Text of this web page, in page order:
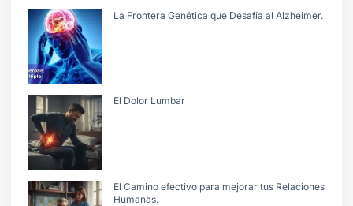
La Frontera Genética que Desafía al Alzheimer.
El Dolor Lumbar
El Camino efectivo para mejorar tus Relaciones
Humanas.